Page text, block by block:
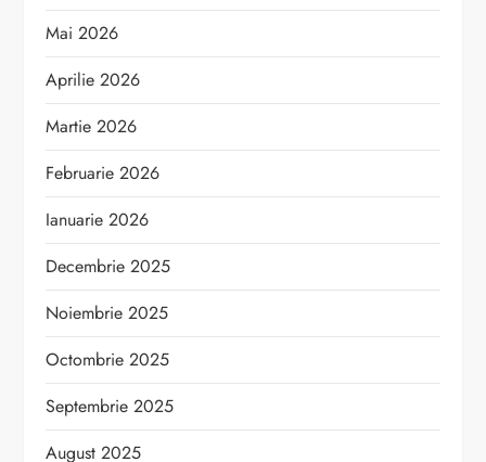
Mai 2026
Aprilie 2026
Martie 2026
Februarie 2026
Ianuarie 2026
Decembrie 2025
Noiembrie 2025
Octombrie 2025
Septembrie 2025
August 2025